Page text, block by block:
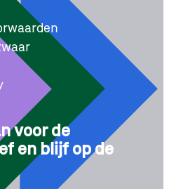
voor de
en blijf op de